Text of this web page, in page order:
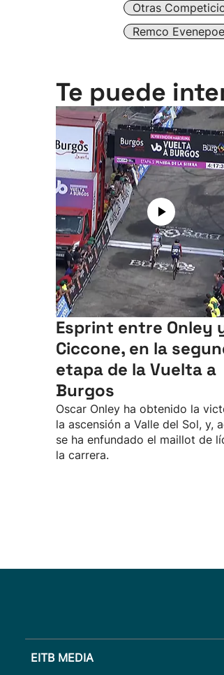
Otras
Remco
Te puede
Esprint entre Onley
Ciccone, en la
etapa de la Vuelta a
Burgos
Oscar Onley ha obtenido la
la ascensión a Valle del Sol, y,
se ha enfundado el maillot de
la carrera.
EITB MEDIA